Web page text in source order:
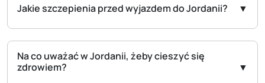
Jakie szczepienia przed wyjazdem do Jordanii?
Na co uważać w Jordanii, żeby cieszyć się
zdrowiem?